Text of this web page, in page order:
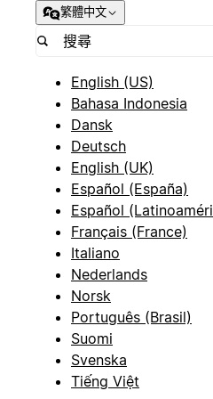
繁體中文
English (US)
Bahasa Indonesia
Dansk
Deutsch
English (UK)
Español (España)
Español
Français (France)
Italiano
Nederlands
Norsk
Português (Brasil)
Suomi
Svenska
Tiếng Việt